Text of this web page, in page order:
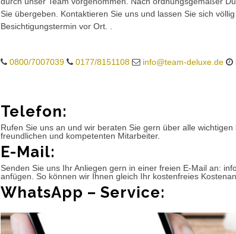
Sie übergeben. Kontaktieren Sie uns und lassen Sie sich
Besichtigungstermin vor Ort. .
0800/7007039 0177/8151108 info@team-deluxe.de
Telefon:
Rufen Sie uns an und wir beraten Sie gern über alle
freundlichen und kompetenten Mitarbeiter.
E-Mail:
Senden Sie uns Ihr Anliegen gern in einer freien E-Mail an:
anfügen. So können wir Ihnen gleich Ihr kostenfreies
WhatsApp – Service: